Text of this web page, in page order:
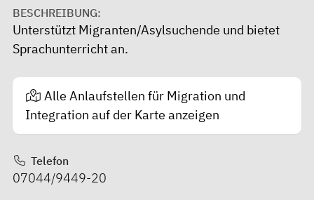
BESCHREIBUNG:
Unterstützt Migranten/Asylsuchende und bietet
Sprachunterricht an.
Alle Anlaufstellen für Migration und
Integration auf der Karte anzeigen
Telefon
07044/9449-20